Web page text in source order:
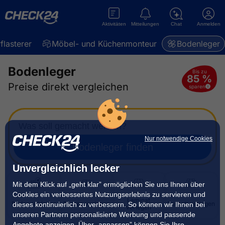
Nur notwendige Cookies
Unvergleichlich lecker
Mit dem Klick auf „geht klar” ermöglichen Sie uns Ihnen über
Cookies ein verbessertes Nutzungserlebnis zu servieren und
dieses kontinuierlich zu verbessern. So können wir Ihnen bei
unseren Partnern personalisierte Werbung und passende
Anmelden
Chat
Mitteilungen
Aktivitäten
Möbel- und Küchenmonteur Bodenleger
Bodenleger
Preise direkt vergleichen
Bis zu
85 %
sparen
Was soll gemacht werden?
Bodenleger finden
Boden schleifen Fliesen verlegen
Laminat
verlegen
Parkett verlegen